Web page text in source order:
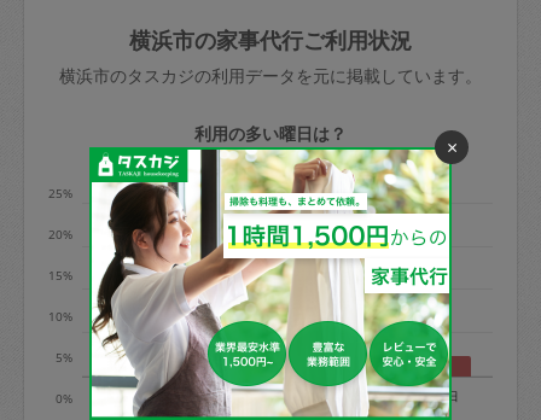
依頼者不在による当日キャンセル＝依頼
金額の100%＋交通費全額
※例：依頼日時／土曜日午前9時開始の場
合、水曜日午前9時以降はキャンセル料が
発生
水曜日9時〜金曜日9時まで＝依頼料金の
50%
金曜日9時～土曜日8時まで＝依頼金額の
100%
土曜日8時〜実施時間＝依頼金額の100%
＋交通費全額
依頼者不在による当日キャンセル＝依頼
きた場合は損害保険の対象外となるので
ご注意ください。
玉、など
あわせてこちらも参照ください：初めて
はありますか？
横浜市の家事代行ご利用状況
横浜市のタスカジの利用データを元に掲載しています。
利用の多い曜日は？
0%
5%
10%
15%
20%
25%
月 水 木 土 日
×